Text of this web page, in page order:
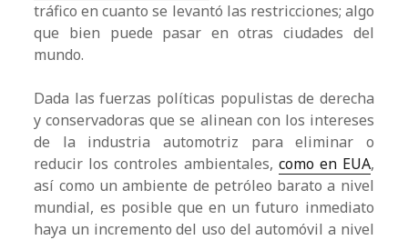
tráfico en cuanto se levantó las restricciones; algo
que bien puede pasar en otras ciudades del
mundo.
Dada las fuerzas políticas populistas de derecha
y conservadoras que se alinean con los intereses
de la industria automotriz para eliminar o
reducir los controles ambientales, como en EUA,
así como un ambiente de petróleo barato a nivel
mundial, es posible que en un futuro inmediato
haya un incremento del uso del automóvil a nivel